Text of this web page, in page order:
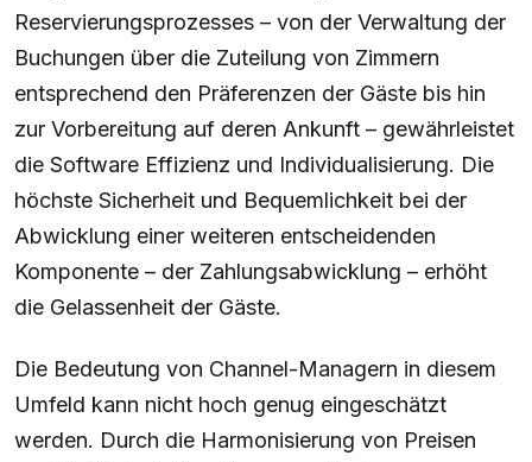
Reservierungsprozesses – von der Verwaltung der
Buchungen über die Zuteilung von Zimmern
entsprechend den Präferenzen der Gäste bis hin
zur Vorbereitung auf deren Ankunft – gewährleistet
die Software Effizienz und Individualisierung. Die
höchste Sicherheit und Bequemlichkeit bei der
Abwicklung einer weiteren entscheidenden
Komponente – der Zahlungsabwicklung – erhöht
die Gelassenheit der Gäste.
Die Bedeutung von Channel-Managern in diesem
Umfeld kann nicht hoch genug eingeschätzt
werden. Durch die Harmonisierung von Preisen